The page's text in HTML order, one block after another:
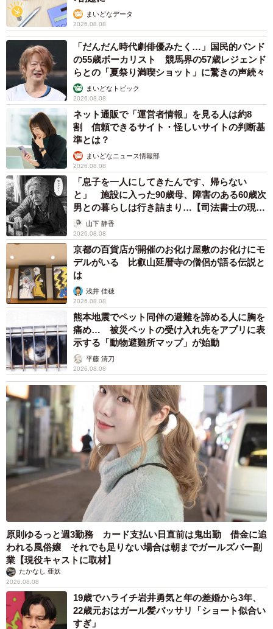
まいどなデータ
2026.08.08
「だんだん時代劇俳優みたく…」国民的バンド
の55歳ボーカリスト 競馬界の57歳レジェンド
らとの「夏祭り満喫ショット」に驚きの声続々
まいどなトピック
2026.08.08
ネット通販で「運営者情報」を見る人は約8
割 信頼できるサイト・怪しいサイトの判断基
準とは？
まいどなニュース情報部
2026.08.08
「息子を一人にしてきたんです、帰らない
と」 施設に入った90歳母、障害のある60歳次
男との暮らしは行き詰まり…【司法書士の現場
から】山下 静香
2026.08.08
京都の百貨店が開催のお化け屋敷のお化けにモ
デルがいる 比叡山延暦寺の僧侶が語る伝説と
は
浅井 佳穂
2026.08.08
熊本地震でペット同伴の避難を諦める人に胸を
痛め… 被災ペットの受け入れ先をアプリに表
示する「動物避難所マップ」が始動
平藤 清刀
2026.08.08
原則ゆるっと週3勤務 カード支払い日直前は鬼出勤 借金に追
われる風俗嬢 それでも足りない場合は朝までガールズバー副
業【現役キャストに取材】
たかなし 亜妖
2026.08.08
19歳でハライチ岩井勇気と年の差婚から3年、
22歳元おはガール髪バッサリ「ショート似合い
すぎ」